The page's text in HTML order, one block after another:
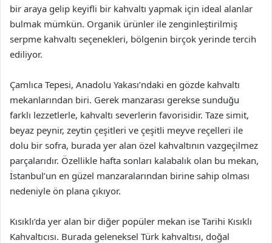
bir araya gelip keyifli bir kahvaltı yapmak için ideal alanlar
bulmak mümkün. Organik ürünler ile zenginleştirilmiş
serpme kahvaltı seçenekleri, bölgenin birçok yerinde tercih
ediliyor.
Çamlıca Tepesi, Anadolu Yakası’ndaki en gözde kahvaltı
mekanlarından biri. Gerek manzarası gerekse sunduğu
farklı lezzetlerle, kahvaltı severlerin favorisidir. Taze simit,
beyaz peynir, zeytin çeşitleri ve çeşitli meyve reçelleri ile
dolu bir sofra, burada yer alan özel kahvaltının vazgeçilmez
parçalarıdır. Özellikle hafta sonları kalabalık olan bu mekan,
İstanbul’un en güzel manzaralarından birine sahip olması
nedeniyle ön plana çıkıyor.
Kısıklı’da yer alan bir diğer popüler mekan ise Tarihi Kısıklı
Kahvaltıcısı. Burada geleneksel Türk kahvaltısı, doğal